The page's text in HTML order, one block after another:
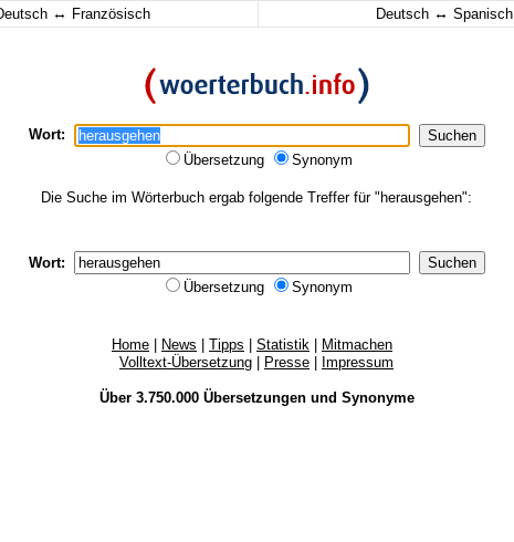
↔ Französisch Deutsch ↔ Spanisch
Wort:
Übersetzung
Synonym
Die Suche im Wörterbuch ergab folgende Treffer für "herausgehen":
Wort:
Übersetzung
Synonym
Home News Tipps Statistik
Mitmachen
Volltext-Übersetzung
Presse Impressum
Über 3.750.000 Übersetzungenund Synonyme